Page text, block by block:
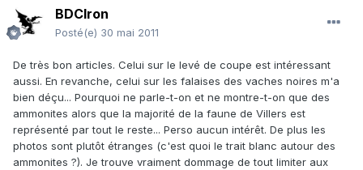
BDCIron
Posté(e) 30 mai 2011
De très bon articles. Celui sur le levé de coupe est intéressant
aussi. En revanche, celui sur les falaises des vaches noires m'a
bien déçu... Pourquoi ne parle-t-on et ne montre-t-on que des
ammonites alors que la majorité de la faune de Villers est
représenté par tout le reste... Perso aucun intérêt. De plus les
photos sont plutôt étranges (c'est quoi le trait blanc autour des
ammonites ?). Je trouve vraiment dommage de tout limiter aux